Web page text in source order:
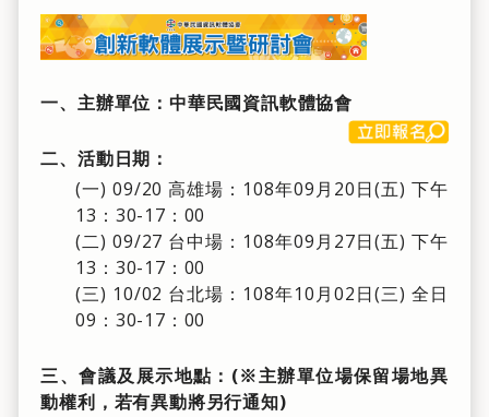
一、主辦單位：中華民國資訊軟體協會
二、活動日期：
(一) 09/20 高雄場：108年09月20日(五) 下午
13：30-17：00
(二) 09/27 台中場：108年09月27日(五) 下午
13：30-17：00
(三) 10/02 台北場：108年10月02日(三) 全日
09：30-17：00
三、會議及展示地點： (※主辦單位場保留場地異
動權利，若有異動將另行通知)